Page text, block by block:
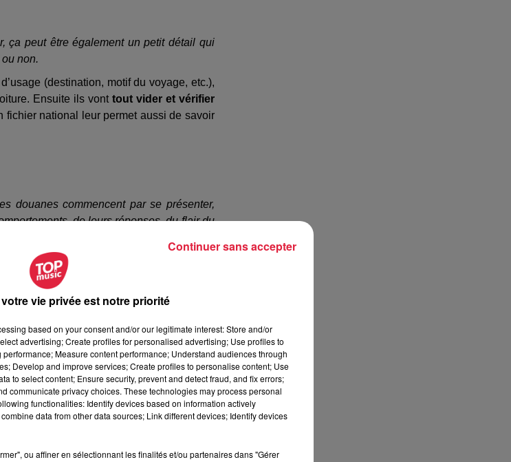
ça peut être également un petit détail qui
non.
(destination, motif du voyage, etc.),
Ensuite ils vont tout vider et vérifier
fichier national leur permet aussi de savoir
douanes commencent par se présenter,
de leurs réponses, du flair du
de marchandises de fraude.
de contrôler l’habitacle, de vérifier toutes
les bagages.
lourd
« est en possession d’un document
».
le douanier peut proposer une transaction
peut être envisagée et l’affaire peut aller
qui faisait le trajet Metz-Strasbourg,
vie privée est notre priorité
based on your consent and/or our legitimate interest: Store and/or
advertising; Create profiles for personalised advertising; Use profiles to
Measure content performance; Understand audiences through
Develop and improve services; Create profiles to personalise content; Use
to select content; Ensure security, prevent and detect fraud, and fix errors;
communicate privacy choices. These technologies may process personal
functionalities: Identify devices based on information actively
data from other data sources; Link different devices; Identify devices
ou affiner en sélectionnant les finalités et/ou partenaires dans "Gérer
Continuer sans accepter